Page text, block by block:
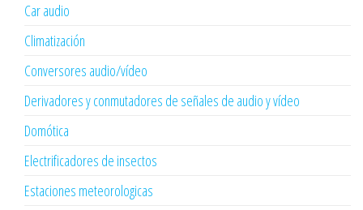
Car audio
Climatización
Conversores audio/vídeo
Derivadores y conmutadores de señales de audio y vídeo
Domótica
Electrificadores de insectos
Estaciones meteorologicas